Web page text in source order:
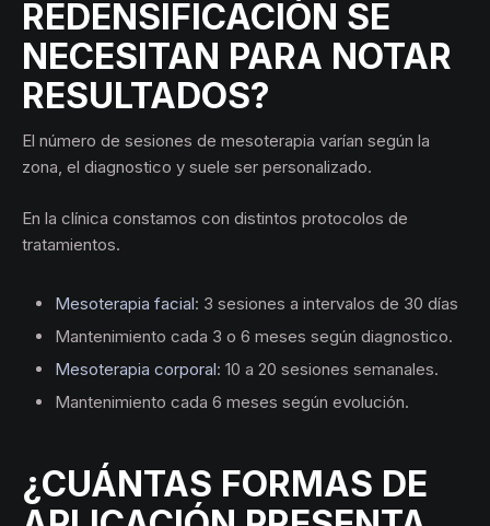
REDENSIFICACIÓN SE
NECESITAN PARA NOTAR
RESULTADOS?
El número de sesiones de mesoterapia varían según la
zona, el diagnostico y suele ser personalizado.
En la clínica constamos con distintos protocolos de
tratamientos.
Mesoterapia facial: 3 sesiones a intervalos de 30 días
Mantenimiento cada 3 o 6 meses según diagnostico.
Mesoterapia corporal: 10 a 20 sesiones semanales.
Mantenimiento cada 6 meses según evolución.
¿CUÁNTAS FORMAS DE